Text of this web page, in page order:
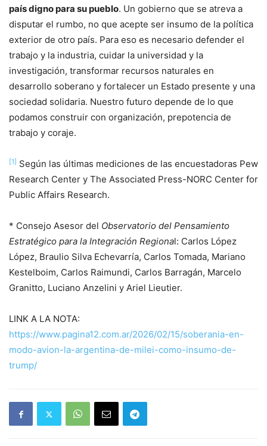
país digno para su pueblo. Un gobierno que se atreva a
disputar el rumbo, no que acepte ser insumo de la política
exterior de otro país. Para eso es necesario defender el
trabajo y la industria, cuidar la universidad y la
investigación, transformar recursos naturales en
desarrollo soberano y fortalecer un Estado presente y una
sociedad solidaria. Nuestro futuro depende de lo que
podamos construir con organización, prepotencia de
trabajo y coraje.
[1] Según las últimas mediciones de las encuestadoras Pew
Research Center y The Associated Press-NORC Center for
Public Affairs Research.
* Consejo Asesor del Observatorio del Pensamiento
Estratégico para la Integración Regional: Carlos López
López, Braulio Silva Echevarría, Carlos Tomada, Mariano
Kestelboim, Carlos Raimundi, Carlos Barragán, Marcelo
Granitto, Luciano Anzelini y Ariel Lieutier.
LINK A LA NOTA:
https://www.pagina12.com.ar/2026/02/15/soberania-en-
modo-avion-la-argentina-de-milei-como-insumo-de-
trump/